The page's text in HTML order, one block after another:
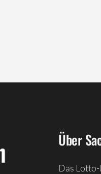
Über
Das